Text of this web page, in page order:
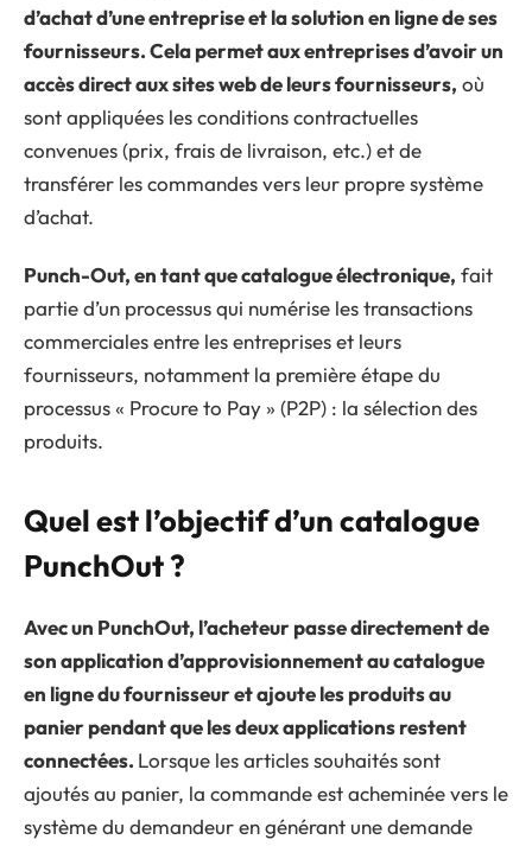
d’achat d’une entreprise et la solution en ligne de ses
fournisseurs. Cela permet aux entreprises d’avoir un
accès direct aux sites web de leurs fournisseurs, où
sont appliquées les conditions contractuelles
convenues (prix, frais de livraison, etc.) et de
transférer les commandes vers leur propre système
d’achat.
Punch-Out, en tant que catalogue électronique, fait
partie d’un processus qui numérise les transactions
commerciales entre les entreprises et leurs
fournisseurs, notamment la première étape du
processus « Procure to Pay » (P2P) : la sélection des
produits.
Quel est l’objectif d’un catalogue
PunchOut ?
Avec un PunchOut, l’acheteur passe directement de
son application d’approvisionnement au catalogue
en ligne du fournisseur et ajoute les produits au
panier pendant que les deux applications restent
connectées. Lorsque les articles souhaités sont
ajoutés au panier, la commande est acheminée vers le
système du demandeur en générant une demande